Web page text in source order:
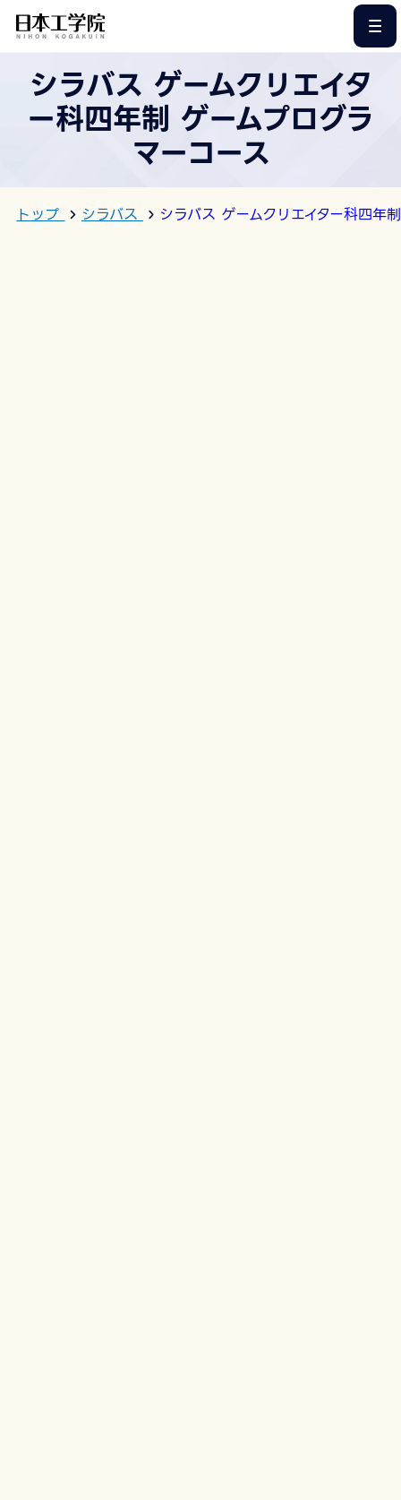
シラバス ゲームクリエイタ
ー科四年制 ゲームプログラ
マーコース
トップ シラバス シラバス ゲームクリエイター科四年